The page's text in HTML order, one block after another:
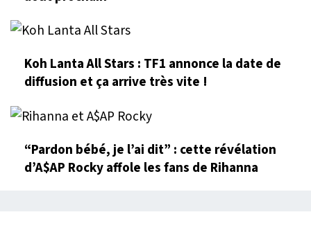
Koh Lanta All Stars : TF1 annonce la date de
diffusion et ça arrive très vite !
“Pardon bébé, je l’ai dit” : cette révélation
d’A$AP Rocky affole les fans de Rihanna